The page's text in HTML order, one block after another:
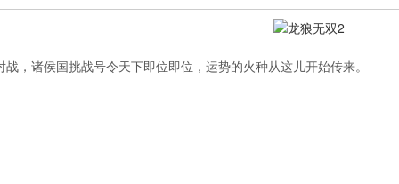
，诸侯国挑战号令天下即位即位，运势的火种从这儿开始传来。